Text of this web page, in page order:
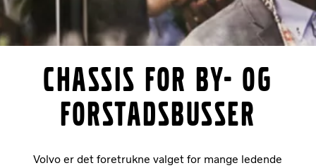
Chassis for by- og
forstadsbusser
Volvo er det foretrukne valget for mange ledende